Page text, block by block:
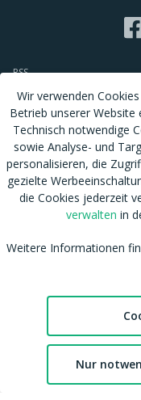
RSS
Tags
Shop
Blog
Amateur werden
Sitemap
Download MDH Chat App
FAQ / Kontaktiere uns
Impressum
Trademarks Licensing IP
Wir verwenden
Betrieb unserer Website
Technisch notwendige
sowie Analyse- und
personalisieren, die
gezielte
die Cookies jederzeit
verwalten in
Weitere Informationen
Nur